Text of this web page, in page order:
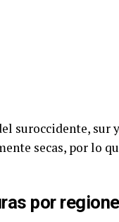
suroccidente,
secas, por lo
por